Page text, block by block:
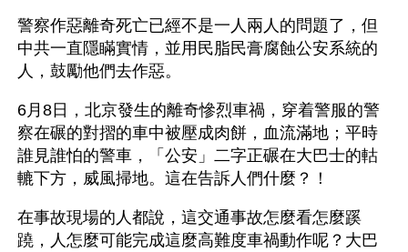
警察作惡離奇死亡已經不是一人兩人的問題了，但
中共一直隱瞞實情，並用民脂民膏腐蝕公安系統的
人，鼓勵他們去作惡。
6月8日，北京發生的離奇慘烈車禍，穿着警服的警
察在碾的對摺的車中被壓成肉餅，血流滿地；平時
誰見誰怕的警車，「公安」二字正碾在大巴士的軲
轆下方，威風掃地。這在告訴人們什麼？！
在事故現場的人都說，這交通事故怎麼看怎麼蹊
蹺，人怎麼可能完成這麼高難度車禍動作呢？大巴